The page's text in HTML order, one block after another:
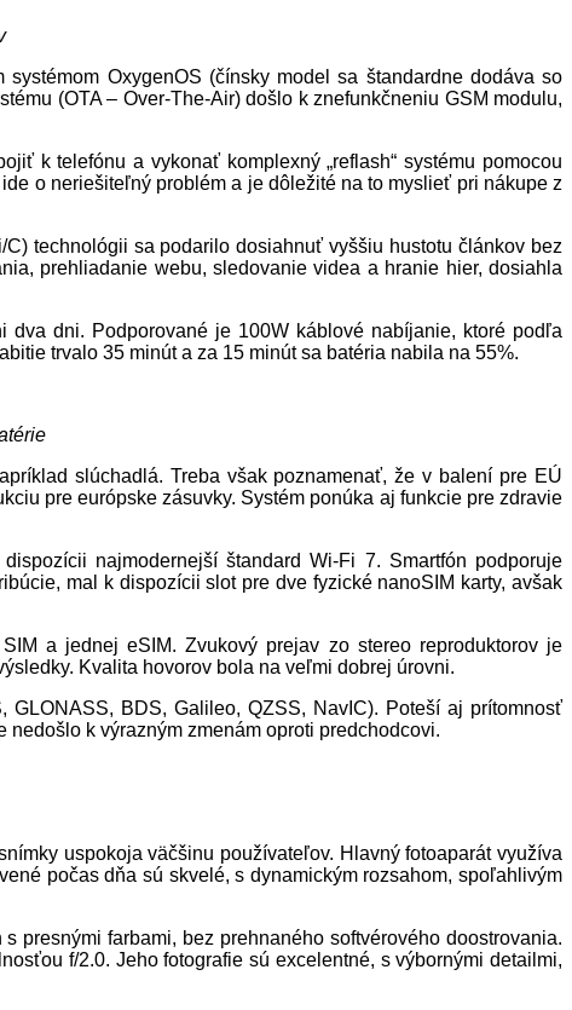
OxygenOS (čínsky model sa štandardne dodáva so
(OTA – Over-The-Air) došlo k znefunkčneniu GSM modulu,
k telefónu a vykonať komplexný „reflash“ systému pomocou
o neriešiteľný problém a je dôležité na to myslieť pri nákupe z
technológii sa podarilo dosiahnuť vyššiu hustotu článkov bez
prehliadanie webu, sledovanie videa a hranie hier, dosiahla
dni. Podporované je 100W káblové nabíjanie, ktoré podľa
trvalo 35 minút a za 15 minút sa batéria nabila na 55%.
slúchadlá. Treba však poznamenať, že v balení pre EÚ
pre európske zásuvky. Systém ponúka aj funkcie pre zdravie
najmodernejší štandard Wi-Fi 7. Smartfón podporuje
mal k dispozícii slot pre dve fyzické nanoSIM karty, avšak
a jednej eSIM. Zvukový prejav zo stereo reproduktorov je
Kvalita hovorov bola na veľmi dobrej úrovni.
BDS, Galileo, QZSS, NavIC). Poteší aj prítomnosť
k výrazným zmenám oproti predchodcovi.
uspokoja väčšinu používateľov. Hlavný fotoaparát využíva
počas dňa sú skvelé, s dynamickým rozsahom, spoľahlivým
presnými farbami, bez prehnaného softvérového doostrovania.
f/2.0. Jeho fotografie sú excelentné, s výbornými detailmi,